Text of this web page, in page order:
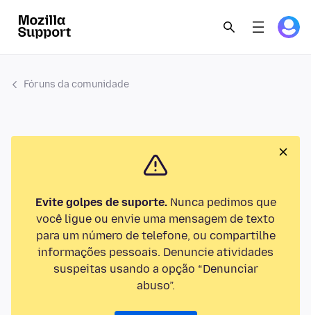
Fóruns da comunidade
Evite golpes de suporte.Nunca pedimos que
você ligue ou envie uma mensagem de texto
para um número de telefone, ou compartilhe
informações pessoais. Denuncie atividades
suspeitas usando a opção “Denunciar
abuso”.